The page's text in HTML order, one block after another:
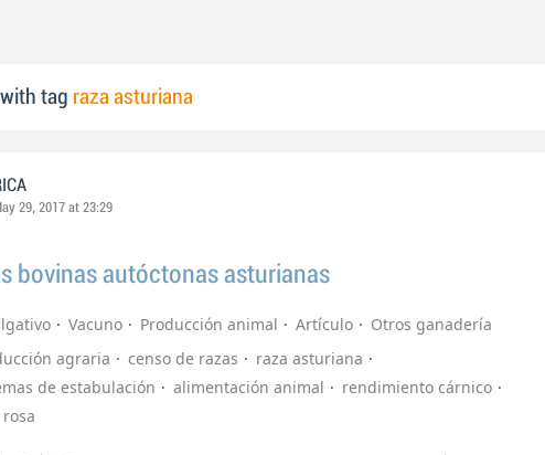
tag raza asturiana
29, 2017 at 23:29
bovinas autóctonas asturianas
Vacuno Producción animal Artículo
Otros ganadería
agraria
censo de razas
raza asturiana
de estabulación
alimentación animal
rendimiento cárnico